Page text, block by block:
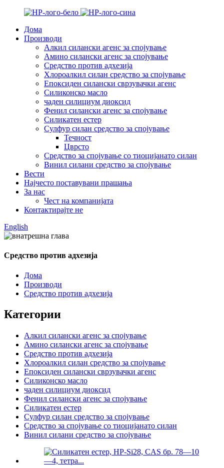
Дома
Производи
Алкил силански агенс за спојување
Амино силански агенс за спојување
Средство против адхезија
Хлороалкил силан средство за спојување
Епоксиден силански сврзувачки агенс
Силиконско масло
чаден силициум диоксид
Фенил силански агенс за спојување
Силикатен естер
Сулфур силан средство за спојување
Течност
Цврсто
Средство за спојување со тиоцијанато силан
Винил силани средство за спојување
Вести
Најчесто поставувани прашања
За нас
Чест на компанијата
Контактирајте не
English
Средство против адхезија
Дома
Производи
Средство против адхезија
Категории
Алкил силански агенс за спојување
Амино силански агенс за спојување
Средство против адхезија
Хлороалкил силан средство за спојување
Епоксиден силански сврзувачки агенс
Силиконско масло
чаден силициум диоксид
Фенил силански агенс за спојување
Силикатен естер
Сулфур силан средство за спојување
Средство за спојување со тиоцијанато силан
Винил силани средство за спојување